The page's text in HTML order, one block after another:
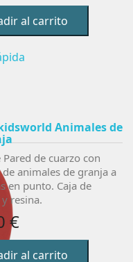
al carrito
Animales de
Pared de cuarzo con
animales de granja a
en punto. Caja de
resina.
€
al carrito